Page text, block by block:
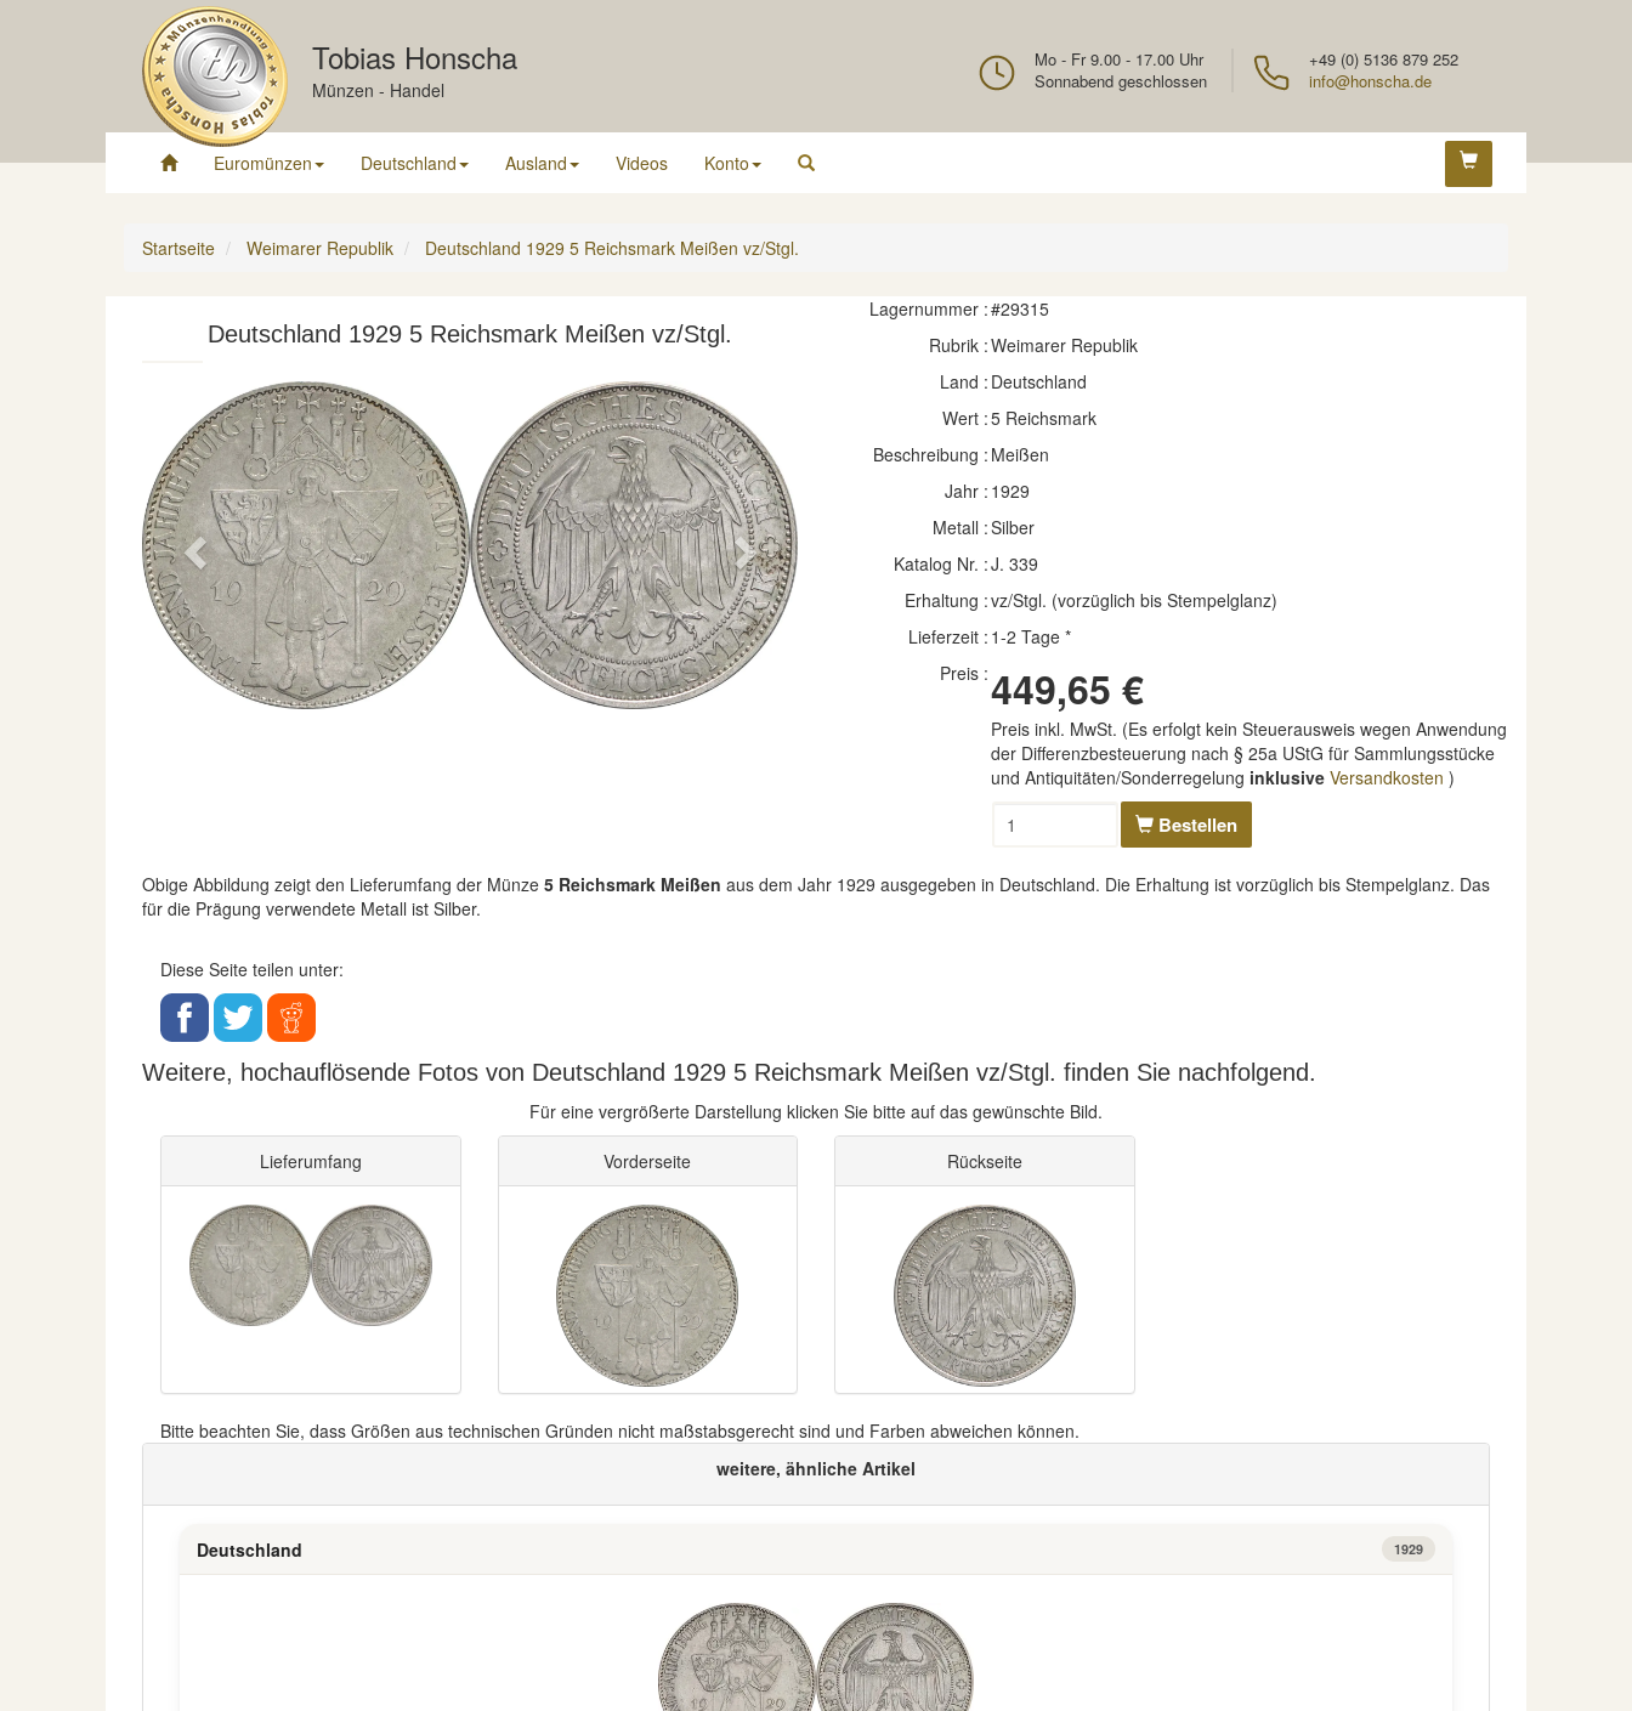
Tobias Honscha
Münzen - Handel
+49 (0) 5136 879 252
info@honscha.de
Mo - Fr 9.00 - 17.00 Uhr
Sonnabend geschlossen
Euromünzen Deutschland Ausland Videos Konto
Startseite Weimarer Republik Deutschland 1929 5 Reichsmark Meißen vz/Stgl.
Deutschland 1929 5 Reichsmark Meißen vz/Stgl.
Previous Next
Lagernummer :#29315
Rubrik :Weimarer Republik
Land : Deutschland
Wert :5 Reichsmark
Beschreibung : Meißen
Jahr : 1929
Metall :Silber
Katalog Nr. :J. 339
Erhaltung :vz/Stgl. (vorzüglich bis Stempelglanz)
Lieferzeit : 1-2 Tage *
Preis :449,65 €
Preis inkl. MwSt. (Es erfolgt kein Steuerausweis wegen Anwendung
der Differenzbesteuerung nach § 25a UStG für Sammlungsstücke
und Antiquitäten/Sonderregelung inklusive Versandkosten )
Bestellen
Obige Abbildung zeigt den Lieferumfang der Münze 5 Reichsmark Meißen aus dem Jahr 1929 ausgegeben in Deutschland. Die Erhaltung ist vorzüglich bis Stempelglanz. Das
für die Prägung verwendete Metall ist Silber.
Diese Seite teilen unter:
Weitere, hochauflösende Fotos von Deutschland 1929 5 Reichsmark Meißen vz/Stgl. finden Sie nachfolgend.
Für eine vergrößerte Darstellung klicken Sie bitte auf das gewünschte Bild.
Lieferumfang Vorderseite Rückseite
Bitte beachten Sie, dass Größen aus technischen Gründen nicht maßstabsgerecht sind und Farben abweichen können.
weitere, ähnliche Artikel
Deutschland 1929